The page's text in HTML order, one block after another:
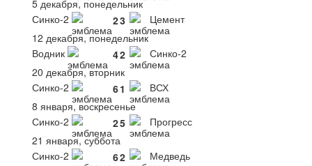
5 декабря, понедельник
Синко-2
23
Цемент
12 декабря, понедельник
Водник
42
Синко-2
20 декабря, вторник
Синко-2
61
ВСХ
8 января, воскресенье
Синко-2
25
Прогресс
21 января, суббота
Синко-2
62
Медведь